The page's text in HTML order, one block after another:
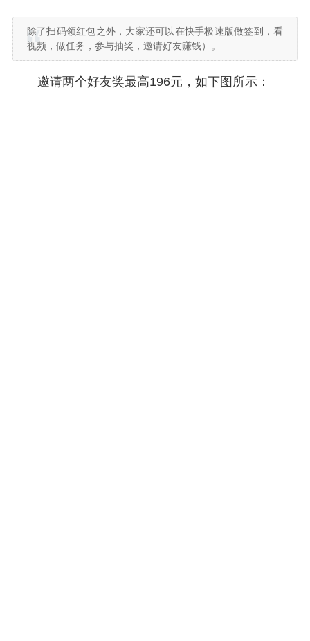
除了扫码领红包之外，大家还可以在快手极速版做签到，看
视频，做任务，参与抽奖，邀请好友赚钱）。
邀请两个好友奖最高196元，如下图所示：